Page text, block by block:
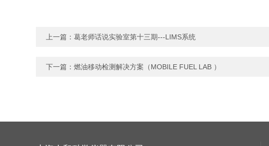
上一篇： 葛老师话说实验室第十三期---LIMS系统
下一篇： 燃油移动检测解决方案（MOBILE FUEL LAB ）